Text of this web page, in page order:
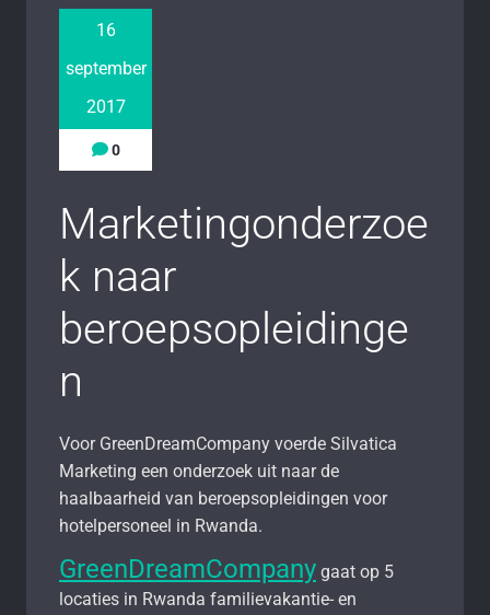
16
september
2017
0
Marketingonderzoe
k naar
beroepsopleidinge
n
Voor GreenDreamCompany voerde Silvatica
Marketing een onderzoek uit naar de
haalbaarheid van beroepsopleidingen voor
hotelpersoneel in Rwanda.
GreenDreamCompany gaat op 5
locaties in Rwanda familievakantie- en